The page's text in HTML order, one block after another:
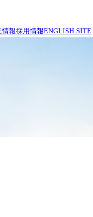
情報採用情報ENGLISH SITE